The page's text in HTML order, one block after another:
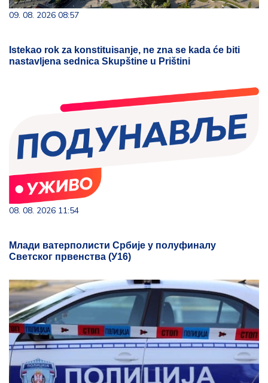
09. 08. 2026 08:57
Istekao rok za konstituisanje, ne zna se kada će biti
nastavljena sednica Skupštine u Prištini
08. 08. 2026 11:54
Млади ватерполисти Србије у полуфиналу
Светског првенства (У16)